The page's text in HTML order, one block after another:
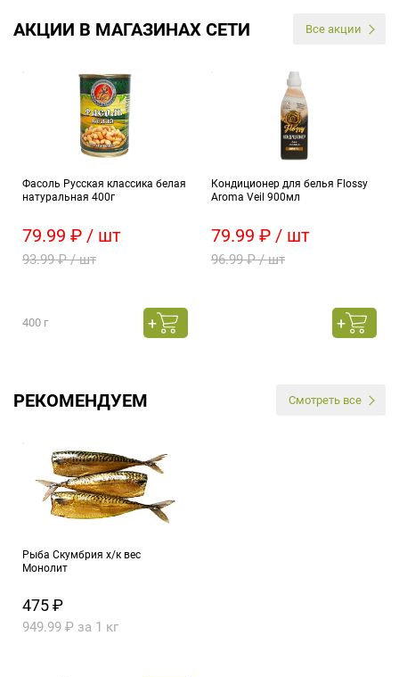
АКЦИИ В МАГАЗИНАХ СЕТИ Все акции
Фасоль Русская классика белая
натуральная 400г
79.99 ₽ / шт
93.99 ₽ / шт
400 г
Кондиционер для белья Flossy
Aroma Veil 900мл
79.99 ₽ / шт
96.99 ₽ / шт
РЕКОМЕНДУЕМ Смотреть все
Рыба Скумбрия х/к вес
Монолит
475 ₽
949.99 ₽ за 1 кг